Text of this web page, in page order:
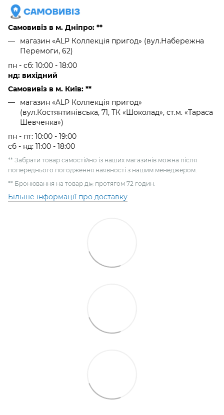
Самовивіз в м. Дніпро: **
магазин «ALP Коллекція пригод» (вул.Набережна
Перемоги, 62)
пн - сб: 10:00 - 18:00
нд: вихідний
Самовивіз в м. Київ: **
магазин «ALP Коллекція пригод»
(вул.Костянтинівська, 71, ТК «Шоколад», ст.м. «Тараса
Шевченка»)
пн - пт: 10:00 - 19:00
сб - нд: 11:00 - 18:00
** Забрати товар самостійно із наших магазинів можна після
попереднього погодження наявності з нашим менеджером.
** Бронювання на товар діє протягом 72 годин.
Більше інформації про доставку